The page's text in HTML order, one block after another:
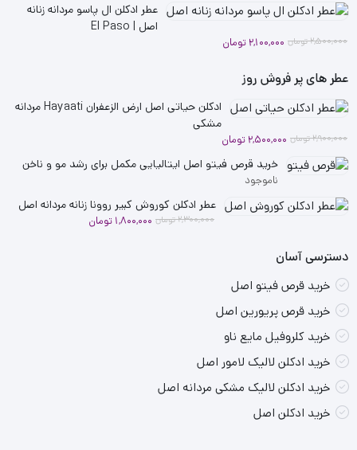
عطر ادکلن ال پاسو مردانه زنانه
اصل | El Paso
2,500,000تومان
قیمت
2,500,000 تومان
2,100,000 تومان
قیمت
2,100,000 تومان
عطر های پر فروش روز
ادکلن حیاتی اصل ارض الزعفران Hayaati مردانه
مشکی
2,900,000تومان
قیمت
اصلی
2,900,000 تومان
2,500,000 تومان
قیمت
فعلی
2,500,000 تومان
خرید قرص فیتو اصل ایتالیایی مکمل برای رشد مو و ناخن
ناموجود
عطر ادکلن کوروش کبیر روونا زنانه مردانه اصل
2,300,000تومان
قیمت
1,800,000 تومان
قیمت
دسترسی آسان
خرید قرص فیتو اصل
خرید قرص پریورین اصل
خرید کلروفیل مایع ناو
خرید ادکلن لالیک لامور اصل
خرید ادکلن لالیک مشکی مردانه اصل
خرید ادکلن اصل